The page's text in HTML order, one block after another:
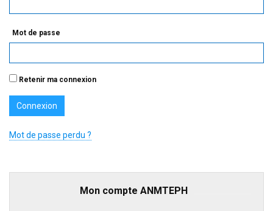
Mot de passe
Retenir ma connexion
Mot de passe perdu ?
Mon compte ANMTEPH